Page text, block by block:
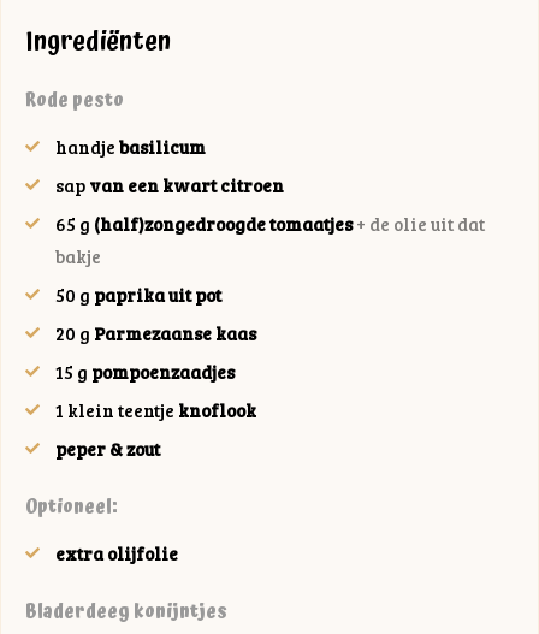
Ingrediënten
Rode pesto
handje basilicum
sap van een kwart citroen
65 g (half)zongedroogde tomaatjes + de olie uit dat
bakje
50 g paprika uit pot
20 g Parmezaanse kaas
15 g pompoenzaadjes
1 klein teentje knoflook
peper & zout
Optioneel:
extra olijfolie
Bladerdeeg konijntjes